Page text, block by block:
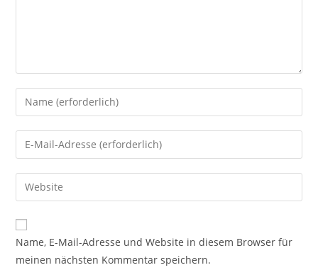
Gib
deinen
Namen
oder
zum
Kommentieren
ein
Gib
deine
E-
Mail-
zum
Kommentieren
ein
Gib
deine
Website-
URL
Name, E-Mail-Adresse und Website in diesem Browser für
meinen nächsten Kommentar speichern.